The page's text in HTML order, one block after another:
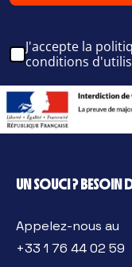
J'accepte la
conditions
UN SOUCI ? BESOIN
Appelez-nous au
+33 1 76 44 02 59